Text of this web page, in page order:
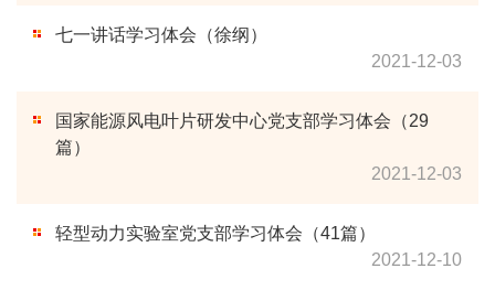
七一讲话学习体会（徐纲）
2021-12-03
国家能源风电叶片研发中心党支部学习体会（29
篇）
2021-12-03
轻型动力实验室党支部学习体会（41篇）
2021-12-10